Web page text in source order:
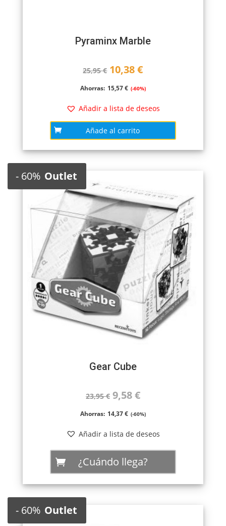
Pyraminx Marble
25,95€ El
precio
original
era:
25,95 €.
10,38€El
precio
es:
10,38 €.
Ahorras: 15,57€ (-60%)
Añadir a lista de deseos
Añade al carrito
-60% Outlet
Gear Cube
23,95€ El
precio
original
23,95 €.
9,58€El
precio
actual
9,58 €.
Ahorras: 14,37€ (-60%)
Añadir a lista de deseos
¿Cuándo llega?
-60% Outlet